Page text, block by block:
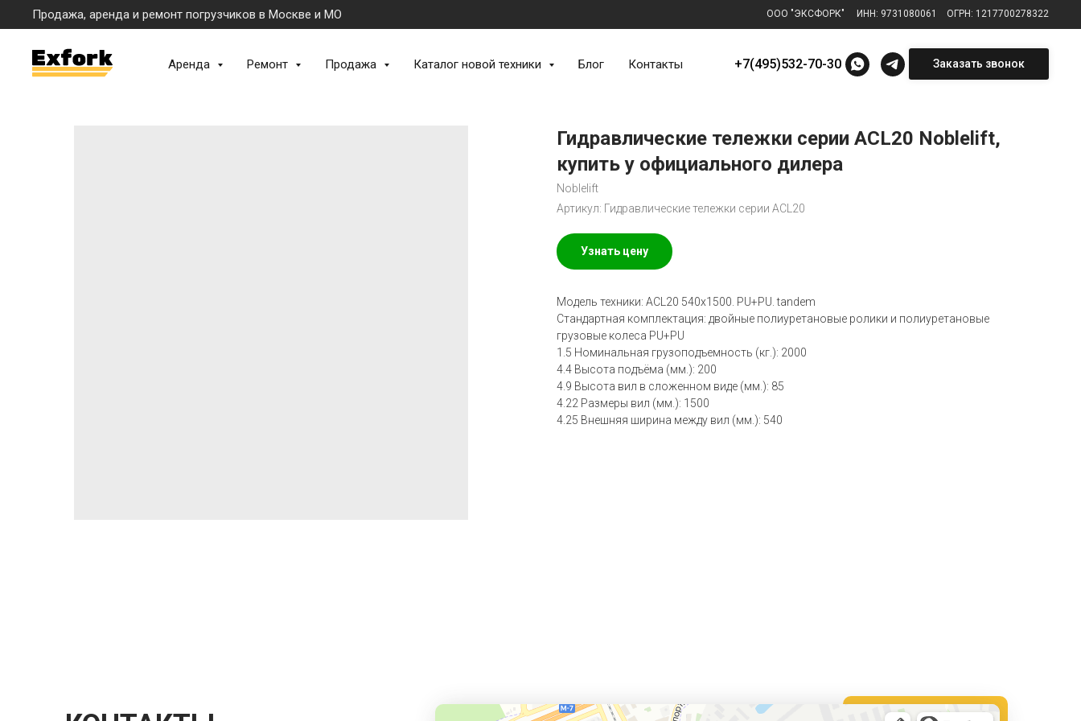
ООО "ЭКСФОРК" ИНН: 9731080061 ОГРН: 1217700278322
Продажа, аренда и ремонт погрузчиков в Москве и МО
Аренда Ремонт Продажа Каталог новой техники Блог Контакты +7(495)532-70-30 Заказать звонок
Гидравлические тележки серии ACL20 Noblelift,
купить у официального дилера
Noblelift
Артикул: Гидравлические тележки серии ACL20
Узнать цену
Модель техники: ACL20 540x1500. PU+PU. tandem
Стандартная комплектация: двойные полиуретановые ролики и полиуретановые
грузовые колеса PU+PU
1.5 Номинальная грузоподъемность (кг.): 2000
4.4 Высота подъёма (мм.): 200
4.9 Высота вил в сложенном виде (мм.): 85
4.22 Размеры вил (мм.): 1500
4.25 Внешняя ширина между вил (мм.): 540